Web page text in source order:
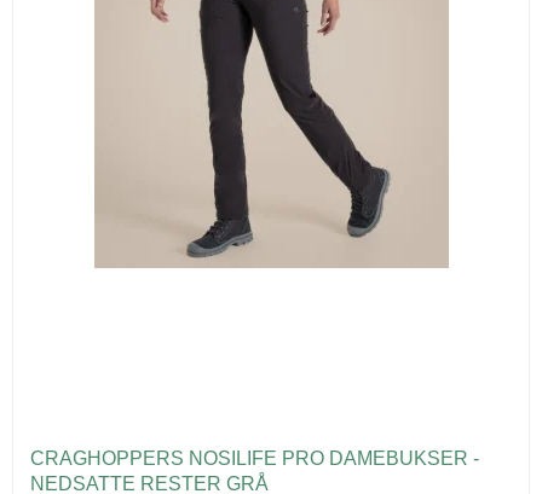
CRAGHOPPERS NOSILIFE PRO DAMEBUKSER -
NEDSATTE RESTER GRÅ